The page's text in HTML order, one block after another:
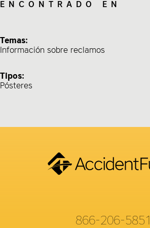
ENCONTRADO EN
Temas:
Información sobre reclamos
Tipos:
Pósteres
866-206-5851